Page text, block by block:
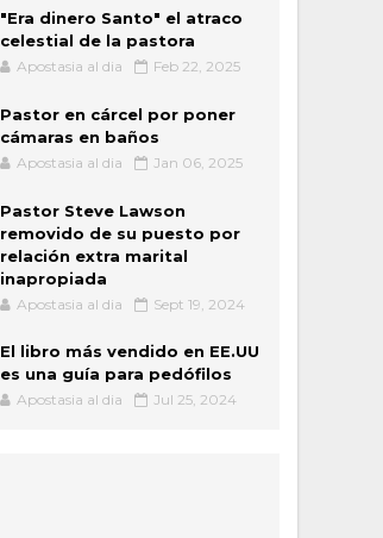
"Era dinero Santo" el atraco
celestial de la pastora
Apostasia al dia Feb 22, 2025
Pastor en cárcel por poner
cámaras en baños
Apostasia al dia Jan 06, 2025
Pastor Steve Lawson
removido de su puesto por
relación extra marital
inapropiada
Apostasia al dia Sept 19, 2024
El libro más vendido en EE.UU
es una guía para pedófilos
Apostasia al dia Jul 25, 2024